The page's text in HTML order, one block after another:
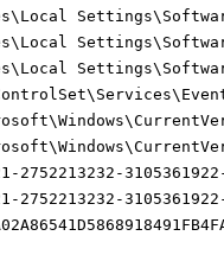
21-2752213232-
21-2752213232-